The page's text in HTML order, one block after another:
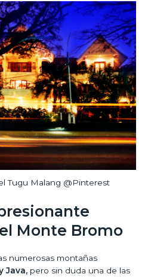
Tugu Malang @Pinterest
Monte Bromo
numerosas montañas
Java, pero sin duda una de las